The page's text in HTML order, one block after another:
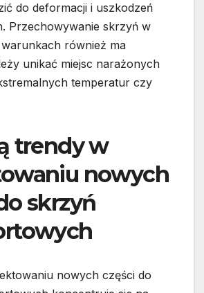
do deformacji i uszkodzeń
Przechowywanie skrzyń w
również ma
unikać miejsc narażonych
temperatur czy
trendy w
nowych
skrzyń
nowych części do